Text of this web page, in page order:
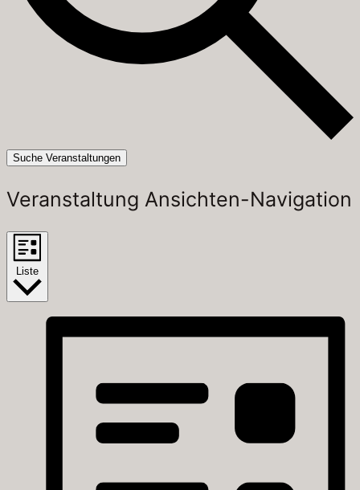
Suche Veranstaltungen
Veranstaltung Ansichten-Navigation
Liste